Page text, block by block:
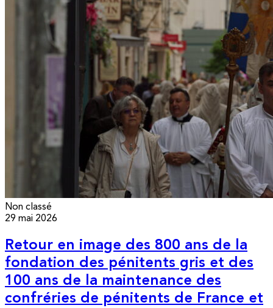
Non classé
29 mai 2026
Retour en image des 800 ans de la
fondation des pénitents gris et des
100 ans de la maintenance des
confréries de pénitents de France et